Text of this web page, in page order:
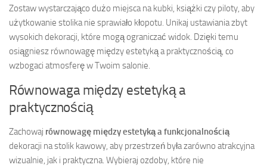
Zostaw wystarczająco dużo miejsca na kubki, książki czy piloty, aby
użytkowanie stolika nie sprawiało kłopotu. Unikaj ustawiania zbyt
wysokich dekoracji, które mogą ograniczać widok. Dzięki temu
osiągniesz równowagę między estetyką a praktycznością, co
wzbogaci atmosferę w Twoim salonie.
Równowaga między estetyką a
praktycznością
Zachowaj równowagę między estetyką a funkcjonalnością
dekoracji na stolik kawowy, aby przestrzeń była zarówno atrakcyjna
wizualnie, jak i praktyczna. Wybieraj ozdoby, które nie